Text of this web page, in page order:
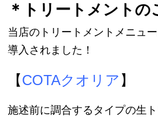
＊トリートメントの
当店のトリートメントメニュ
導入されました！
【COTAクオリア 】
施述前に調合するタイプの生